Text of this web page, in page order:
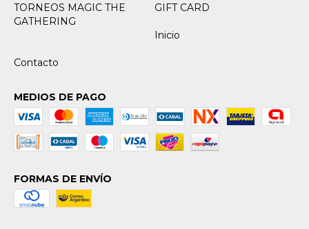
TORNEOS MAGIC THE
GATHERING
GIFT CARD
Inicio
Contacto
MEDIOS DE PAGO
FORMAS DE ENVÍO